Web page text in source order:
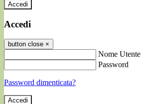
Accedi
Accedi
button close ×
Nome Utente
Password
Password dimenticata?